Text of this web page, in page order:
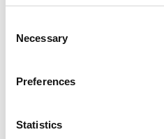
Selection
Necessary
Preferences
Statistics
Specificaties
Gewicht: